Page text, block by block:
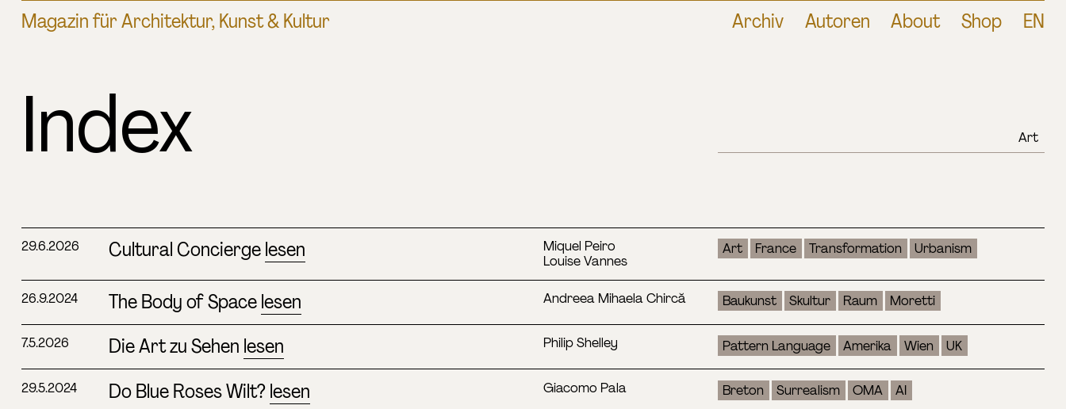
Magazin für Architektur, Kunst & Kultur Archiv Autoren About Shop EN
Index
29.6.2026 Cultural Conciergelesen
Miquel Peiro
Louise Vannes
Art France Transformation Urbanism
26.9.2024 The Body of Spacelesen Andreea Mihaela Chircă Baukunst Skultur Raum Moretti
7.5.2026 Die Art zu Sehen lesen Philip Shelley Pattern Language Amerika Wien UK
29.5.2024 Do Blue Roses Wilt?lesen Giacomo Pala Breton Surrealism OMA AI